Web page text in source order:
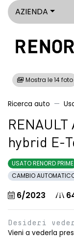
AZIENDA
Mostra le 14 foto
Ricerca auto
hybrid E-
USATO RENORD PRIME
CAMBIO
6/2023
Desideri
Vieni a vederla